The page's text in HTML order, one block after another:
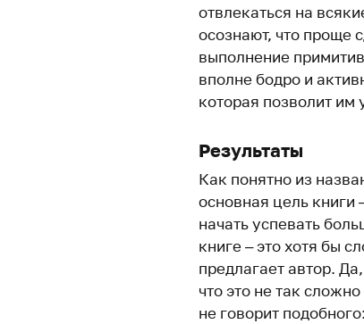
отвлекаться на
осознают, что проще
выполнение
вполне бодро и
которая позволит им
Результаты
Как понятно из
основная цель книги
начать успевать
книге – это хотя бы
предлагает автор.
что это не так
не говорит